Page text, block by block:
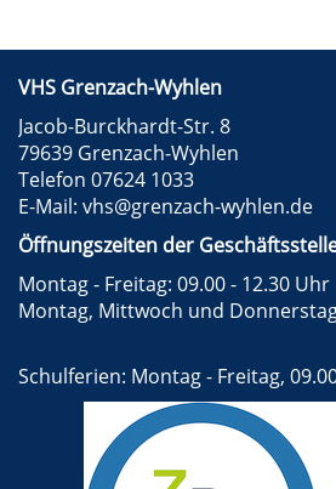
VHS Grenzach-Wyhlen
Jacob-Burckhardt-Str. 8
79639 Grenzach-Wyhlen
Telefon 07624 1033
E-Mail: vhs@grenzach-wyhlen.de
Öffnungszeiten der
Montag - Freitag: 09.00 - 12.30 Uhr
Montag, Mittwoch und
Schulferien: Montag - Freitag,